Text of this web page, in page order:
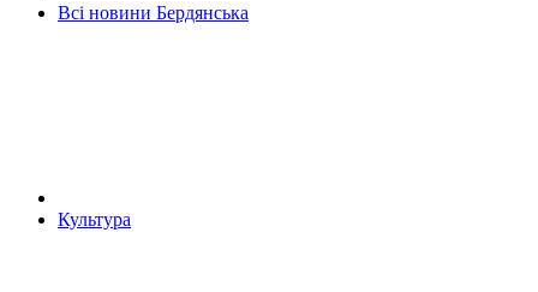
Всі новини Бердянська
Культура